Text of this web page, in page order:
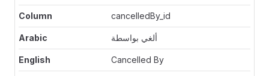
cancelledBy_id
ألغي بواسطة
Cancelled By